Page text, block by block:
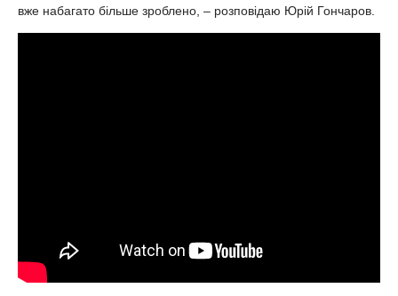
вже набагато більше зроблено, – розповідаю Юрій Гончаров.